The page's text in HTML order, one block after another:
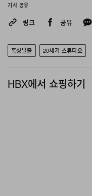
기사 공유
링크 공유
혹성탈출 20세기 스튜디오
HBX에서 쇼핑하기